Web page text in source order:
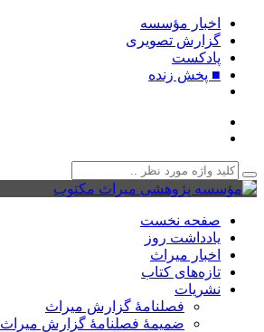
اخبار مؤسسه
گزارش تصویری
پادکست‌
■ پخش زنده
صفحه نخست
یادداشت روز
اخبار میراث
تازه‌های کتاب
نشریات
فصلنامۀ گزارش میراث
ضمیمۀ فصلنامۀ گزارش میراث